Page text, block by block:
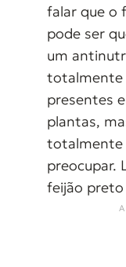
falar que o
pode ser
um
totalmente
presentes
plantas,
totalmente
preocupar.
feijão preto